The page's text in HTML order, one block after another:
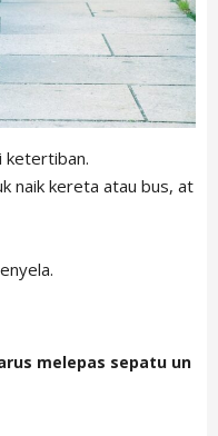
ketertiban.
naik kereta atau bus, at
melepas sepatu un